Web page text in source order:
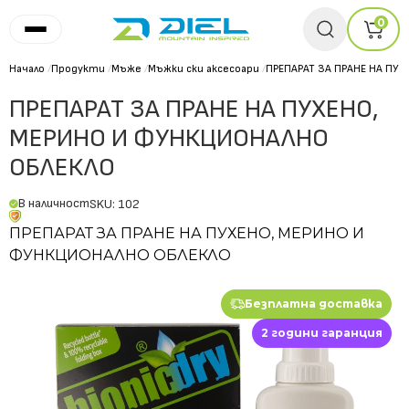
0
Начало /Продукти /Мъже /Мъжки ски аксесоари /ПРЕПАРАТ ЗА ПРАНЕ НА
ПРЕПАРАТ ЗА ПРАНЕ НА ПУХЕНО,
МЕРИНО И ФУНКЦИОНАЛНО
ОБЛЕКЛО
В наличностSKU: 102
ПРЕПАРАТ ЗА ПРАНЕ НА ПУХЕНО, МЕРИНО И
ФУНКЦИОНАЛНО ОБЛЕКЛО
Безплатна доставка
2 години гаранция